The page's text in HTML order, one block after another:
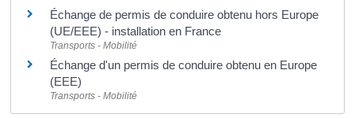
Échange de permis de conduire obtenu hors Europe
(UE/EEE) - installation en France
Transports - Mobilité
Échange d'un permis de conduire obtenu en Europe
(EEE)
Transports - Mobilité